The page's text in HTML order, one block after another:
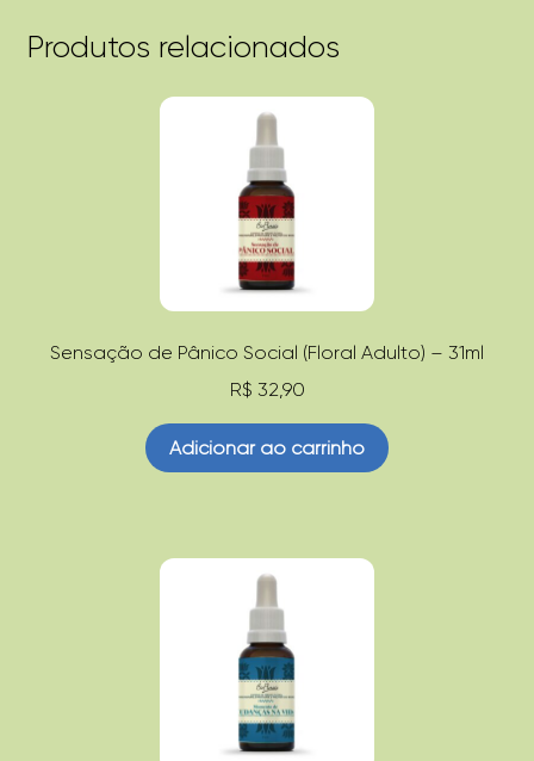
Produtos relacionados
Sensação de Pânico Social (Floral Adulto) – 31ml
R$ 32,90
Adicionar ao carrinho